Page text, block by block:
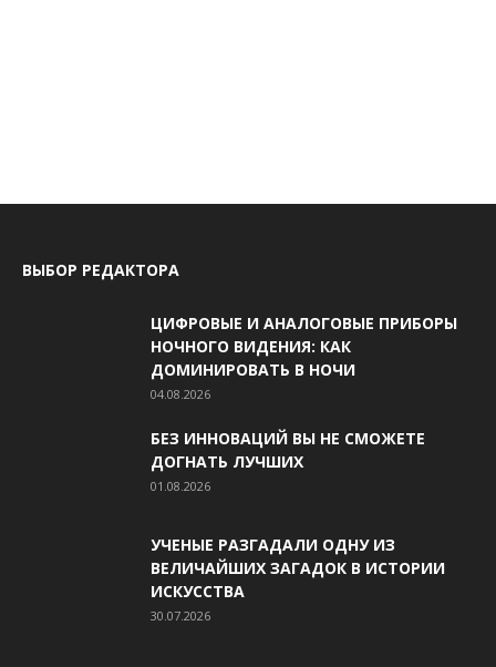
ВЫБОР РЕДАКТОРА
ЦИФРОВЫЕ И АНАЛОГОВЫЕ ПРИБОРЫ
НОЧНОГО ВИДЕНИЯ: КАК
ДОМИНИРОВАТЬ В НОЧИ
04.08.2026
БЕЗ ИННОВАЦИЙ ВЫ НЕ СМОЖЕТЕ
ДОГНАТЬ ЛУЧШИХ
01.08.2026
УЧЕНЫЕ РАЗГАДАЛИ ОДНУ ИЗ
ВЕЛИЧАЙШИХ ЗАГАДОК В ИСТОРИИ
ИСКУССТВА
30.07.2026